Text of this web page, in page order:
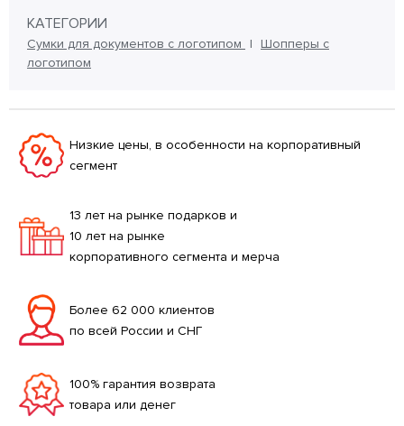
КАТЕГОРИИ
Сумки для документов с логотипом
Шопперы с
логотипом
Низкие цены, в особенности на корпоративный
сегмент
13 лет на рынке подарков и
10 лет на рынке
корпоративного сегмента и мерча
Более 62 000 клиентов
по всей России и СНГ
100% гарантия возврата
товара или денег